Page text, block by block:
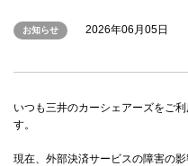
お知らせ 2026年06月05日
いつも三井のカーシェアーズをご
す。
現在、外部決済サービスの障害の